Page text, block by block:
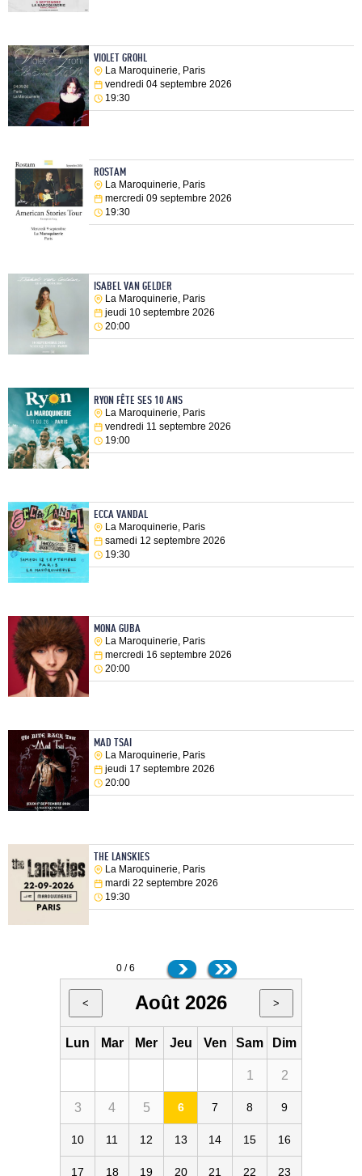
VIOLET GROHL
La Maroquinerie, Paris
vendredi 04 septembre 2026
19:30
ROSTAM
La Maroquinerie, Paris
mercredi 09 septembre 2026
19:30
ISABEL VAN GELDER
La Maroquinerie, Paris
jeudi 10 septembre 2026
20:00
RYON FÊTE SES 10 ANS
La Maroquinerie, Paris
vendredi 11 septembre 2026
19:00
ECCA VANDAL
La Maroquinerie, Paris
samedi 12 septembre 2026
19:30
MONA GUBA
La Maroquinerie, Paris
mercredi 16 septembre 2026
20:00
MAD TSAI
La Maroquinerie, Paris
jeudi 17 septembre 2026
20:00
THE LANSKIES
La Maroquinerie, Paris
mardi 22 septembre 2026
19:30
0 / 6
< Août 2026 >
Lun Mar Mer Jeu Ven Sam Dim
1 2
3 4 5 6 7 8 9
10 11 12 13 14 15 16
17 18 19 20 21 22 23